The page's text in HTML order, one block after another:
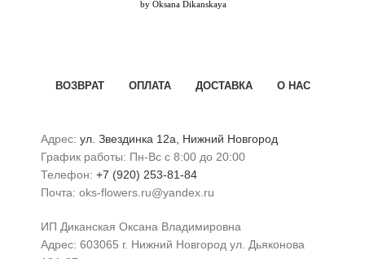
ВОЗВРАТ ОПЛАТА ДОСТАВКА О НАС
Адрес: ул. Звездинка 12а, Нижний Новгород
График работы: Пн-Вс с 8:00 до 20:00
Телефон: +7 (920) 253-81-84
Почта: oks-flowers.ru@yandex.ru
ИП Диканская Оксана Владимировна
Адрес: 603065 г. Нижний Новгород ул. Дьяконова